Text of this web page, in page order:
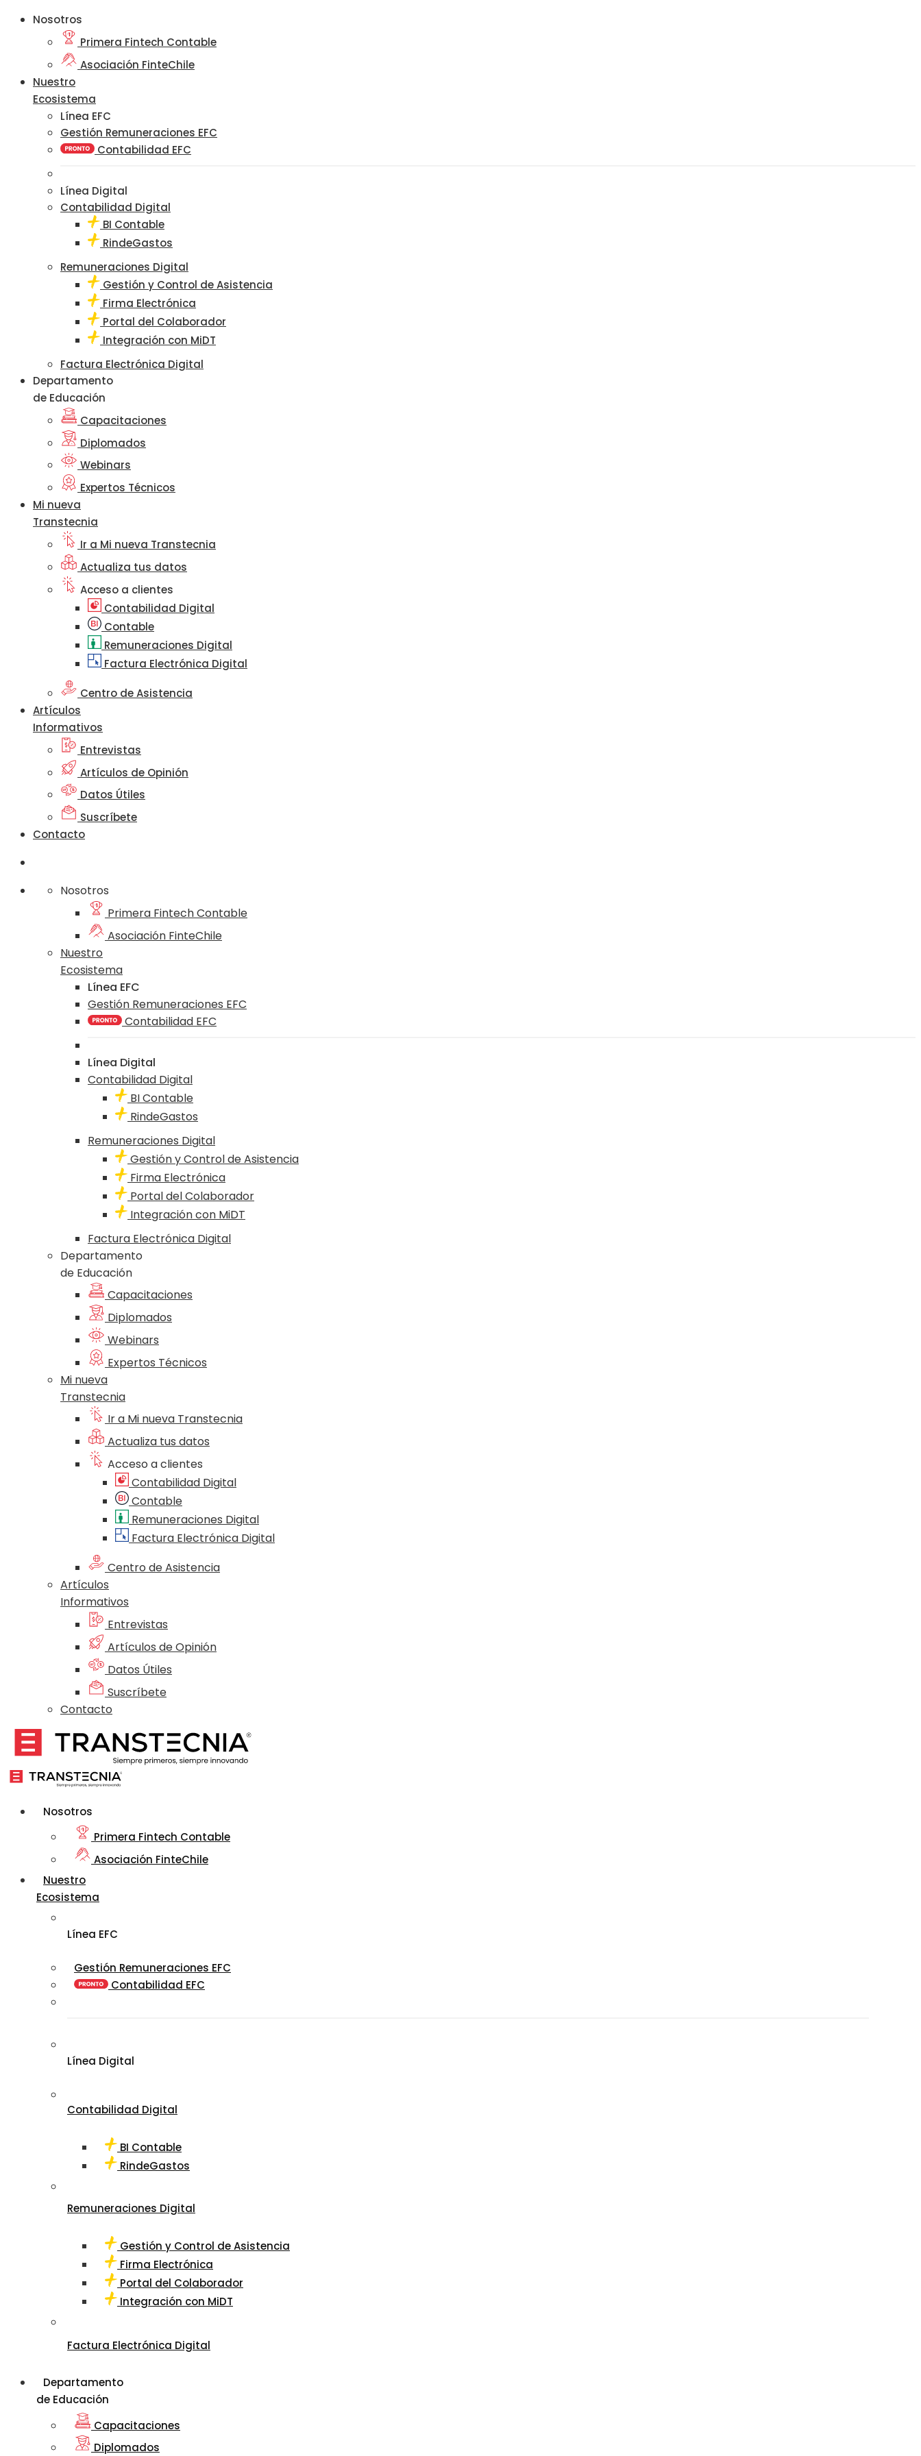
Nosotros
Primera Fintech Contable
Asociación FinteChile
Nuestro
Ecosistema
Línea EFC
Gestión Remuneraciones EFC
Contabilidad EFC
Línea Digital
Contabilidad Digital
BI Contable
RindeGastos
Remuneraciones Digital
Gestión y Control de Asistencia
Firma Electrónica
Portal del Colaborador
Integración con MiDT
Factura Electrónica Digital
Departamento
de Educación
Capacitaciones
Diplomados
Webinars
Expertos Técnicos
Mi nueva
Transtecnia
Ir a Mi nueva Transtecnia
Actualiza tus datos
Acceso a clientes
Contabilidad Digital
Contable
Remuneraciones Digital
Factura Electrónica Digital
Centro de Asistencia
Artículos
Informativos
Entrevistas
Artículos de Opinión
Datos Útiles
Suscríbete
Contacto
Nosotros
Primera Fintech Contable
Asociación FinteChile
Nuestro
Ecosistema
Línea EFC
Gestión Remuneraciones EFC
Contabilidad EFC
Línea Digital
Contabilidad Digital
BI Contable
RindeGastos
Remuneraciones Digital
Gestión y Control de Asistencia
Firma Electrónica
Portal del Colaborador
Integración con MiDT
Factura Electrónica Digital
Departamento
de Educación
Capacitaciones
Diplomados
Webinars
Expertos Técnicos
Mi nueva
Transtecnia
Ir a Mi nueva Transtecnia
Actualiza tus datos
Acceso a clientes
Contabilidad Digital
Contable
Remuneraciones Digital
Factura Electrónica Digital
Centro de Asistencia
Artículos
Informativos
Entrevistas
Artículos de Opinión
Datos Útiles
Suscríbete
Contacto
Nosotros
Primera Fintech Contable
Asociación FinteChile
Nuestro
Ecosistema
Línea EFC
Gestión Remuneraciones EFC
Contabilidad EFC
Línea Digital
Contabilidad Digital
BI Contable
RindeGastos
Remuneraciones Digital
Gestión y Control de Asistencia
Firma Electrónica
Portal del Colaborador
Integración con MiDT
Factura Electrónica Digital
Departamento
de Educación
Capacitaciones
Diplomados